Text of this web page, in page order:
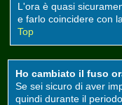
L'ora è quasi
e farlo coincidere con
Top
Ho cambiato il fuso
Se sei sicuro di aver
quindi durante il